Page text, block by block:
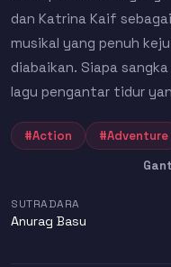
dan Katrina Kaif
musikal yang penuh
diabaikan. Siapa
lagu pengantar tidur
#Action #Adventure
SUTRADARA
Anurag Basu